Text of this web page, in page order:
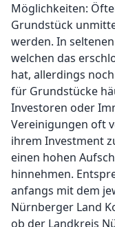
Möglichkeiten:
Grundstück
werden. In
welchen das
hat, allerdings
für Grundstücke
Investoren oder
Vereinigungen oft
ihrem Investment
einen hohen
hinnehmen.
anfangs mit dem
Nürnberger Land
ob der Landkreis